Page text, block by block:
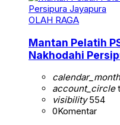
OLAH RAGA
Mantan Pelatih
Nakhodahi
calendar_month
account_circle
visibility554
0Komentar